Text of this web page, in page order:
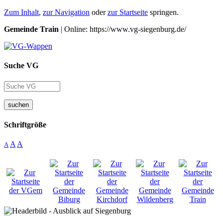
Zum Inhalt, zur Navigation oderzur Startseite springen.
Gemeinde Train | Online: https://www.vg-siegenburg.de/
Suche VG
suchen
Schriftgröße
A A A